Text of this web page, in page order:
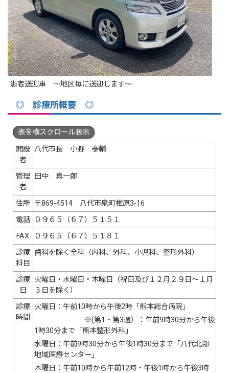
患者送迎車 ～地区毎に送迎します～
◎ 診療所概要 ◎
表を横スクロール表示
開設
者
八代市長 小野 泰輔
管理
者
田中 真一郎
住所 〒869-4514 八代市泉町椎原3-16
電話
０９６５（６７）５１５１
FAX
０９６５（６７）５１８１
診療
科目
歯科を除く全科（内科、外科、小児科、整形外科）
診療
日
火曜日・水曜日・木曜日（祝日及び１２月２９日～１月
３日を除く）
診療
時間
火曜日：午前10時から午後2時「熊本総合病院」
※(第1・第3週）：午前9時30分から午後
1時30分まで「熊本整形外科」
水曜日：午前9時30分から午後1時30分まで「八代北部
地域医療センター」
木曜日：午前10時から午前12時・午後1時から午後3時